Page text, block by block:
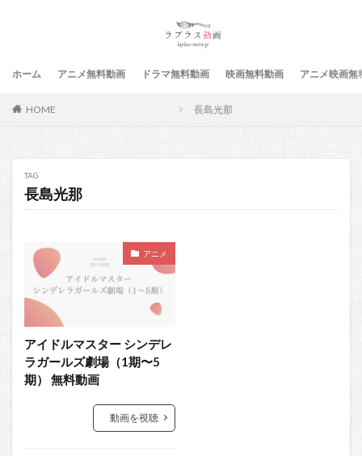
ホーム アニメ無料動画 ドラマ無料動画 映画無料動画 アニメ映画無
HOME 長島光那
TAG
長島光那
アニメ
アイドルマスター シンデレ
ラガールズ劇場（1期〜5
期） 無料動画
動画を視聴